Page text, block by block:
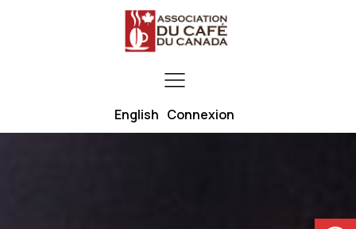
English Connexion